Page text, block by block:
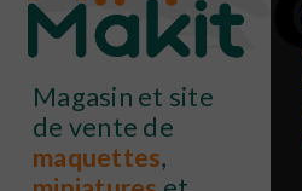
Magasin et site
de vente de
maquettes,